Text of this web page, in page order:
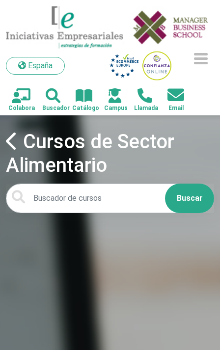
España
España
Cursos de Sector
Alimentario
Buscar